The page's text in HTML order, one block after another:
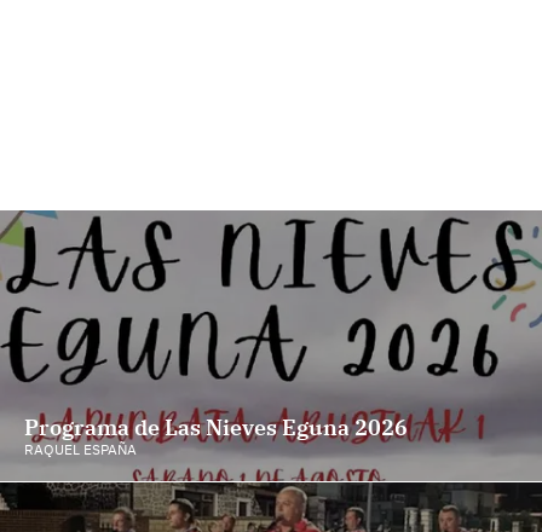
Programa de Las Nieves Eguna 2026
RAQUEL ESPAÑA